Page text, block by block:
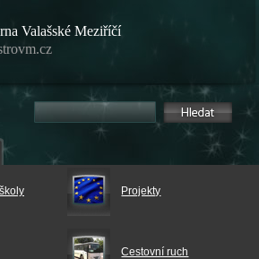
Valašské Meziříčí
Projekty
Cestovní ruch